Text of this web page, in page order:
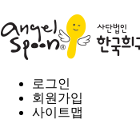
로그인
회원가입
사이트맵